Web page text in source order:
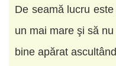
De seamă lucru
un mai mare şi să
bine apărat